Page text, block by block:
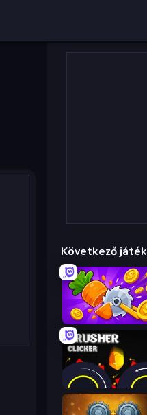
Következő játék
Farm Ring Idle
Crusher Clicker